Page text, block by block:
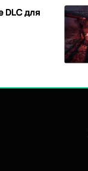
DLC для